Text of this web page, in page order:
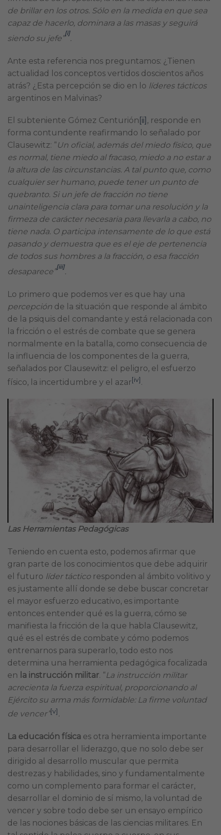
de brillar en los otros. Sólo en la medida en que sea
capaz de hacerlo, dominara a las masas y seguirá
siendo su jefe”
[i]
Ante esta referencia nos preguntamos: ¿Tienen
actualidad los conceptos vertidos doscientos años
atrás? ¿Esta percepción se dio en lo líderes tácticos
argentinos en Malvinas?
El subteniente Gómez Centurión [ii] , responde en
forma contundente reafirmando lo señalado por
Clausewitz: “ Un oficial, además del miedo físico, que
es normal, tiene miedo al fracaso, miedo a no estar a
la altura de las circunstancias. A tal punto que, como
cualquier ser humano, puede tener un punto de
quebranto. Si un jefe de fracción no tiene
unainteligencia clara para tomar una resolución y la
firmeza de carácter necesaria para llevarla a cabo, no
tiene nada. O participa intensamente de lo que está
pasando y demuestra que es el eje de pertenencia
de todos sus hombres a la fracción, o esa fracción
desaparece”
[iii]
.
Lo primero que podemos ver es que hay una
percepción de la situación que responde al ámbito
de la psiquis del comandante y está relacionada con
la fricción o el estrés de combate que se genera
normalmente en la batalla, como consecuencia de
la influencia de los componentes de la guerra,
señalados por Clausewitz: el peligro, el esfuerzo
físico, la incertidumbre y el azar[iv].
Las Herramientas Pedagógicas
Teniendo en cuenta esto, podemos afirmar que
gran parte de los conocimientos que debe adquirir
el futuro líder tácticoresponden al ámbito volitivo y
es justamente allí donde se debe buscar concretar
el mayor esfuerzo educativo, es importante
entonces entender qué es la guerra, cómo se
manifiesta la fricción de la que habla Clausewitz,
qué es el estrés de combate y cómo podemos
entrenarnos para superarlo, todo esto nos
determina una herramienta pedagógica focalizada
en la instrucción militar. “La instrucción militar
acrecienta la fuerza espiritual, proporcionando al
Ejército su arma más formidable: La firme voluntad
de vencer”[v].
La educación física es otra herramienta importante
para desarrollar el liderazgo, que no solo debe ser
dirigido al desarrollo muscular que permita
destrezas y habilidades, sino y fundamentalmente
como un complemento para formar el carácter,
desarrollar el dominio de sí mismo, la voluntad de
vencer y sobre todo debe ser un ensayo empírico
de las nociones básicas de las ciencias militares. En